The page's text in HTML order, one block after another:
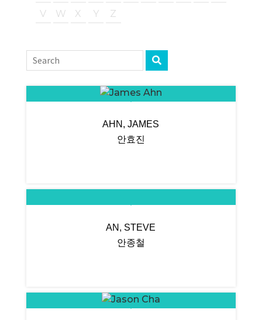
V
W X Y Z
AHN, JAMES
안효진
AN, STEVE
안종철